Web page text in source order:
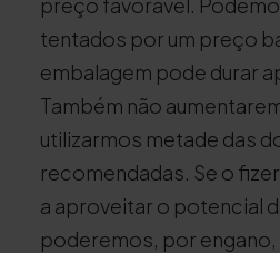
tentados por um preço
embalagem pode durar
Também não
utilizarmos metade das
recomendadas. Se o
a aproveitar o potencial
poderemos, por